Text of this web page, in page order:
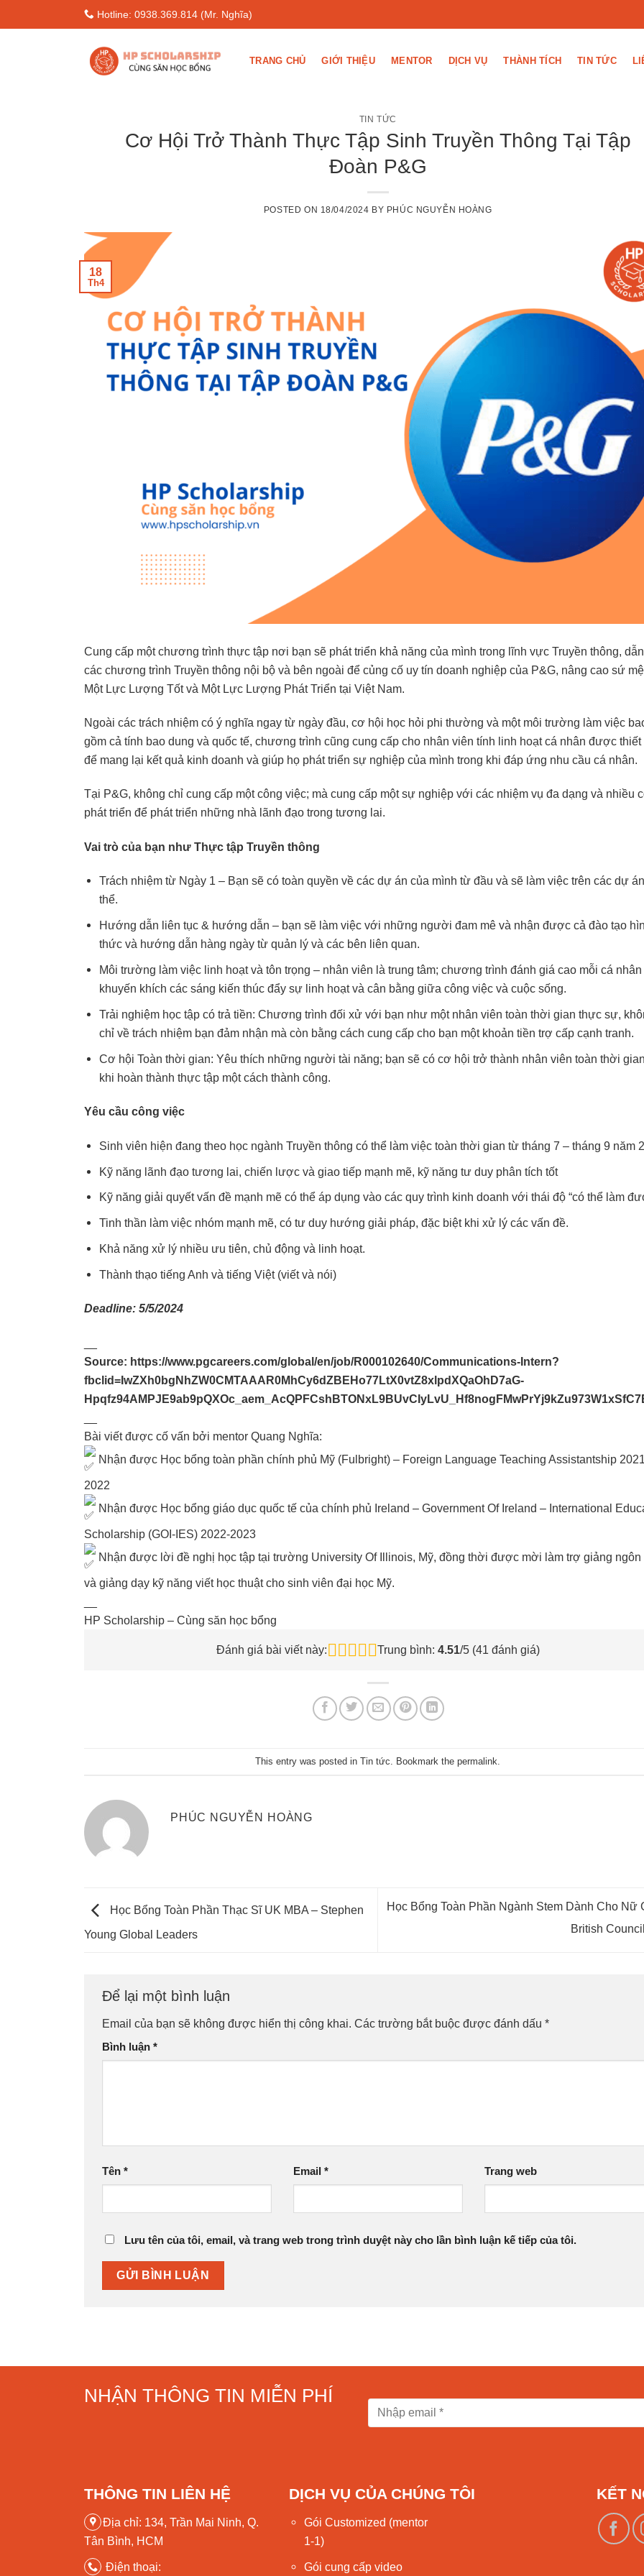
to
Hotline: 0938.369.814 (Mr. Nghĩa)
TRANG CHỦ GIỚI THIỆU MENTOR DỊCH VỤ THÀNH TÍCH TIN TỨC
TIN TỨC
Cơ Hội Trở Thành Thực Tập Sinh Truyền Thông Tại Tập
Đoàn P&G
POSTED ON 18/04/2024 BY PHÚC NGUYỄN HOÀNG
18
Th4
Cung cấp một chương trình thực tập nơi bạn sẽ phát triển khả năng của mình trong lĩnh vực Truyền thông,
các chương trình Truyền thông nội bộ và bên ngoài để củng cố uy tín doanh nghiệp của P&G, nâng cao sứ
Một Lực Lượng Tốt và Một Lực Lượng Phát Triển tại Việt Nam.
Ngoài các trách nhiệm có ý nghĩa ngay từ ngày đầu, cơ hội học hỏi phi thường và một môi trường làm việc
gồm cả tính bao dung và quốc tế, chương trình cũng cung cấp cho nhân viên tính linh hoạt cá nhân được thiết
để mang lại kết quả kinh doanh và giúp họ phát triển sự nghiệp của mình trong khi đáp ứng nhu cầu cá nhân.
Tại P&G, không chỉ cung cấp một công việc; mà cung cấp một sự nghiệp với các nhiệm vụ đa dạng và nhiều
phát triển để phát triển những nhà lãnh đạo trong tương lai.
Vai trò của bạn như Thực tập Truyền thông
Trách nhiệm từ Ngày 1 – Bạn sẽ có toàn quyền về các dự án của mình từ đầu và sẽ làm việc trên các dự
thể.
Hướng dẫn liên tục & hướng dẫn – bạn sẽ làm việc với những người đam mê và nhận được cả đào tạo
thức và hướng dẫn hàng ngày từ quản lý và các bên liên quan.
Môi trường làm việc linh hoạt và tôn trọng – nhân viên là trung tâm; chương trình đánh giá cao mỗi cá nhân
khuyến khích các sáng kiến ​​thúc đẩy sự linh hoạt và cân bằng giữa công việc và cuộc sống.
Trải nghiệm học tập có trả tiền: Chương trình đối xử với bạn như một nhân viên toàn thời gian thực sự,
chỉ về trách nhiệm bạn đảm nhận mà còn bằng cách cung cấp cho bạn một khoản tiền trợ cấp cạnh tranh.
Cơ hội Toàn thời gian: Yêu thích những người tài năng; bạn sẽ có cơ hội trở thành nhân viên toàn thời
khi hoàn thành thực tập một cách thành công.
Yêu cầu công việc
Sinh viên hiện đang theo học ngành Truyền thông có thể làm việc toàn thời gian từ tháng 7 – tháng 9 năm
Kỹ năng lãnh đạo tương lai, chiến lược và giao tiếp mạnh mẽ, kỹ năng tư duy phân tích tốt
Kỹ năng giải quyết vấn đề mạnh mẽ có thể áp dụng vào các quy trình kinh doanh với thái độ “có thể làm
Tinh thần làm việc nhóm mạnh mẽ, có tư duy hướng giải pháp, đặc biệt khi xử lý các vấn đề.
Khả năng xử lý nhiều ưu tiên, chủ động và linh hoạt.
Thành thạo tiếng Anh và tiếng Việt (viết và nói)
Deadline: 5/5/2024
Source: https://www.pgcareers.com/global/en/job/R000102640/Communications-Intern?
fbclid=IwZXh0bgNhZW0CMTAAAR0MhCy6dZBEHo77LtX0vtZ8xlpdXQaOhD7aG-
Bài viết được cố vấn bởi mentor Quang Nghĩa:
Nhận được Học bổng toàn phần chính phủ Mỹ (Fulbright) – Foreign Language Teaching Assistantship
2022
Nhận được Học bổng giáo dục quốc tế của chính phủ Ireland – Government Of Ireland – International
Scholarship (GOI-IES) 2022-2023
Nhận được lời đề nghị học tập tại trường University Of Illinois, Mỹ, đồng thời được mời làm trợ giảng
và giảng dạy kỹ năng viết học thuật cho sinh viên đại học Mỹ.
HP Scholarship – Cùng săn học bổng
Đánh giá bài viết này: Trung bình: 4.51/5 (41 đánh giá)
This entry was posted inTin tức . Bookmark thepermalink
PHÚC NGUYỄN HOÀNG
Học Bổng Toàn Phần Thạc Sĩ UK MBA – Stephen
Young Global Leaders
Học Bổng Toàn Phần Ngành Stem Dành Cho Nữ
British Council
Để lại một bình luận
Email của bạn sẽ không được hiển thị công khai. Các trường bắt buộc được đánh dấu *
Bình luận *
Tên * Email * Trang web
Lưu tên của tôi, email, và trang web trong trình duyệt này cho lần bình luận kế tiếp của tôi.
NHẬN THÔNG TIN MIỄN PHÍ
THÔNG TIN LIÊN HỆ
Địa chỉ: 134, Trần Mai Ninh, Q.
Tân Bình, HCM
Điện thoại:
DỊCH VỤ CỦA CHÚNG TÔI
Gói Customized (mentor
1-1)
Gói cung cấp video
KẾT